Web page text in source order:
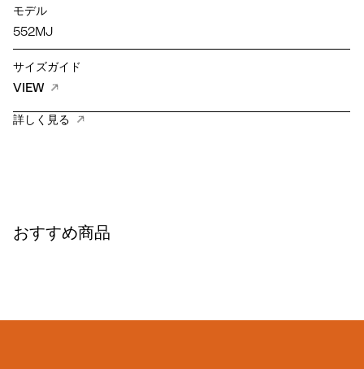
モデル
552MJ
サイズガイド
VIEW
詳しく見る
おすすめ商品